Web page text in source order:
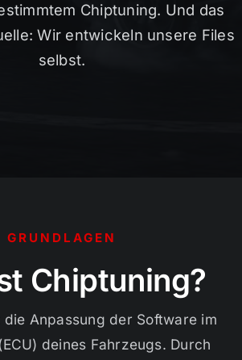
Chiptuning. Und das
Wir entwickeln unsere Files
selbst.
GRUNDLAGEN
Chiptuning?
Anpassung der Software im
deines Fahrzeugs. Durch